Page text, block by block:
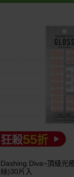
狂殺55折
Dashing Diva~頂級光
絲)30片入